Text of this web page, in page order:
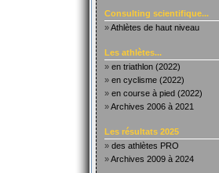
Consulting scientifique...
»Athlètes de haut niveau
Les athlètes...
» en triathlon (2022)
» en cyclisme (2022)
» en course à pied (2022)
»Archives 2006 à 2021
Les résultats 2025
» des athlètes PRO
»Archives 2009 à 2024